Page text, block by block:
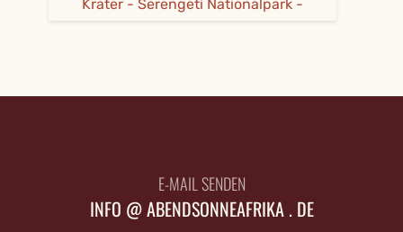
Krater - Serengeti Nationalpark -
E-MAIL SENDEN
INFO @ ABENDSONNEAFRIKA . DE